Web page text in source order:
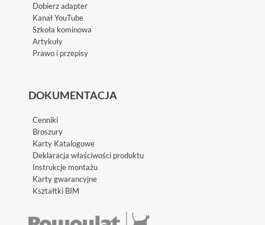
Dobierz adapter
Kanał YouTube
Szkoła kominowa
Artykuły
Prawo i przepisy
DOKUMENTACJA
Cenniki
Broszury
Karty Katalogowe
Deklaracja właściwości produktu
Instrukcje montażu
Karty gwarancyjne
Kształtki BIM